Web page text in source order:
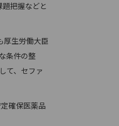
把握などと
厚生労働大臣
条件の整
て、セファ
確保医薬品